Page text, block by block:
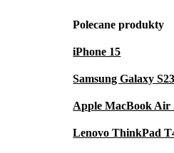
Polecane produkty
iPhone 15
Samsung Galaxy S23
Apple MacBook Air
Lenovo ThinkPad